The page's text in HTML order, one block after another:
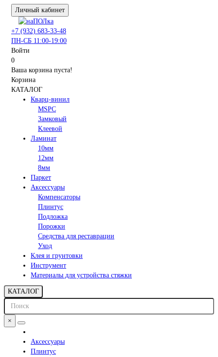
Личный кабинет
+7 (932) 683-33-48
ПН-СБ 11:00-19:00
Войти
0
Ваша корзина пуста!
Корзина
КАТАЛОГ
Кварц-винил
MSPC
Замковый
Клеевой
Ламинат
10мм
12мм
8мм
Паркет
Аксессуары
Компенсаторы
Плинтус
Подложка
Порожки
Средства для реставрации
Уход
Клея и грунтовки
Инструмент
Материалы для устройства стяжки
КАТАЛОГ
×
Аксессуары
Плинтус